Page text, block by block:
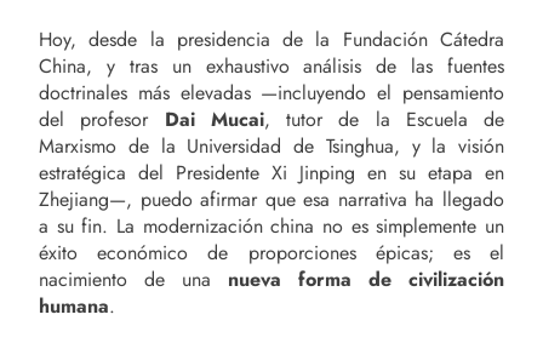
Hoy, desde la presidencia de la Fundación Cátedra
China, y tras un exhaustivo análisis de las fuentes
doctrinales más elevadas —incluyendo el pensamiento
del profesor Dai Mucai, tutor de la Escuela de
Marxismo de la Universidad de Tsinghua, y la visión
estratégica del Presidente Xi Jinping en su etapa en
Zhejiang—, puedo afirmar que esa narrativa ha llegado
a su fin. La modernización china no es simplemente un
éxito económico de proporciones épicas; es el
nacimiento de una nueva forma de civilización
humana.